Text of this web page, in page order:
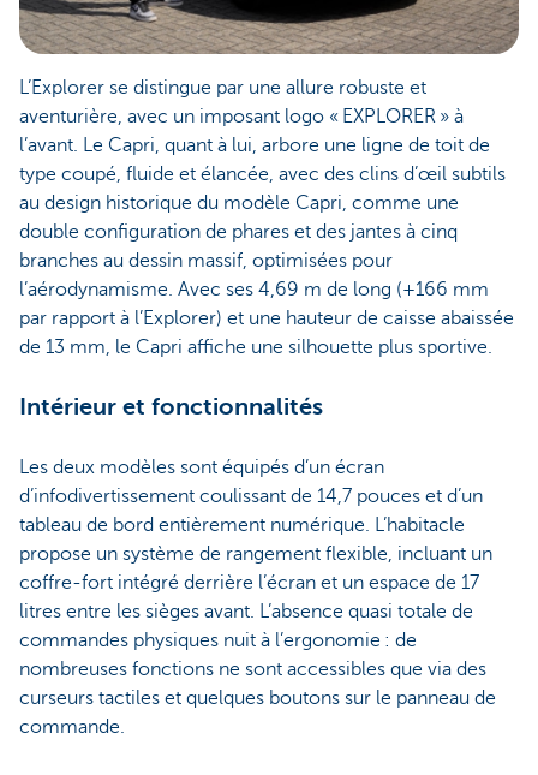
L’Explorer se distingue par une allure robuste et
aventurière, avec un imposant logo « EXPLORER » à
l’avant. Le Capri, quant à lui, arbore une ligne de toit de
type coupé, fluide et élancée, avec des clins d’œil subtils
au design historique du modèle Capri, comme une
double configuration de phares et des jantes à cinq
branches au dessin massif, optimisées pour
l’aérodynamisme. Avec ses 4,69 m de long (+166 mm
par rapport à l’Explorer) et une hauteur de caisse abaissée
de 13 mm, le Capri affiche une silhouette plus sportive.
Intérieur et fonctionnalités
Les deux modèles sont équipés d’un écran
d’infodivertissement coulissant de 14,7 pouces et d’un
tableau de bord entièrement numérique. L’habitacle
propose un système de rangement flexible, incluant un
coffre-fort intégré derrière l’écran et un espace de 17
litres entre les sièges avant. L’absence quasi totale de
commandes physiques nuit à l’ergonomie : de
nombreuses fonctions ne sont accessibles que via des
curseurs tactiles et quelques boutons sur le panneau de
commande.